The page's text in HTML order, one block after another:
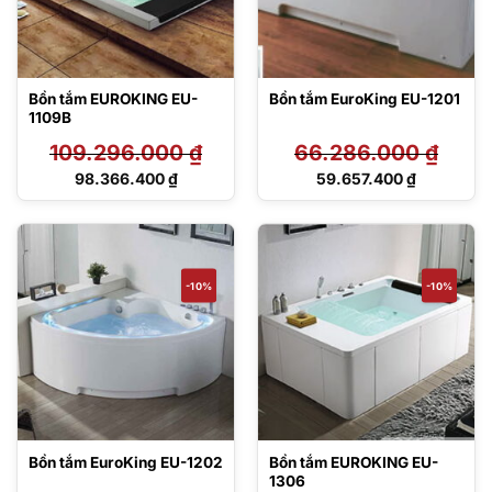
Bồn tắm EUROKING EU-
1109B
109.296.000₫
Giá
109.296.000 ₫.
98.366.400₫
Giá
tại
98.366.400 ₫.
Bồn tắm EuroKing EU-1201
66.286.000₫
Giá
66.286.000 ₫.
59.657.400₫
Giá
59.657.400 ₫.
-10%
Bồn tắm EuroKing EU-1202
-10%
Bồn tắm EUROKING EU-
1306